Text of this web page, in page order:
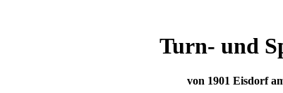
Turn- und
von 1901 Eisdorf